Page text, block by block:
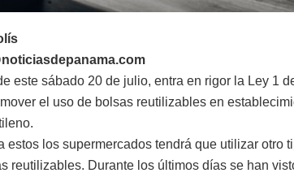
este sábado 20 de julio, entra en rigor la Ley 1
el uso de bolsas reutilizables en
estos los supermercados tendrá que utilizar otro
reutilizables. Durante los últimos días se han